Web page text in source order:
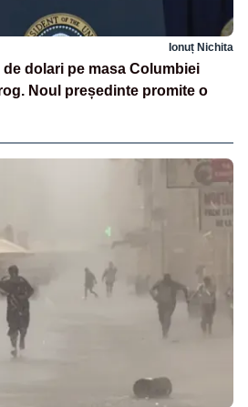
Ionuț Nichita
dolari pe masa Columbiei
Noul președinte promite o